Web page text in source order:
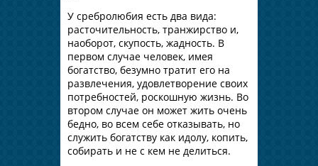
У сребролюбия есть два вида:
расточительность, транжирство и,
наоборот, скупость, жадность. В
первом случае человек, имея
богатство, безумно тратит его на
развлечения, удовлетворение своих
потребностей, роскошную жизнь. Во
втором случае он может жить очень
бедно, во всем себе отказывать, но
служить богатству как идолу, копить,
собирать и не с кем не делиться.